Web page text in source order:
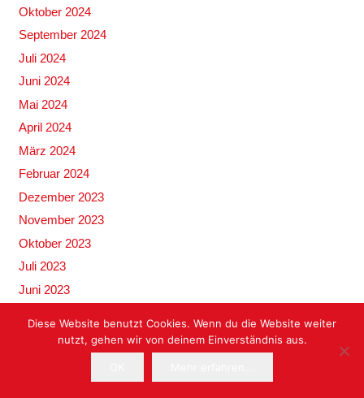
Oktober 2024
September 2024
Juli 2024
Juni 2024
Mai 2024
April 2024
März 2024
Februar 2024
Dezember 2023
November 2023
Oktober 2023
Juli 2023
Juni 2023
April 2023
Diese Website benutzt Cookies. Wenn du die Website weiter
nutzt, gehen wir von deinem Einverständnis aus.